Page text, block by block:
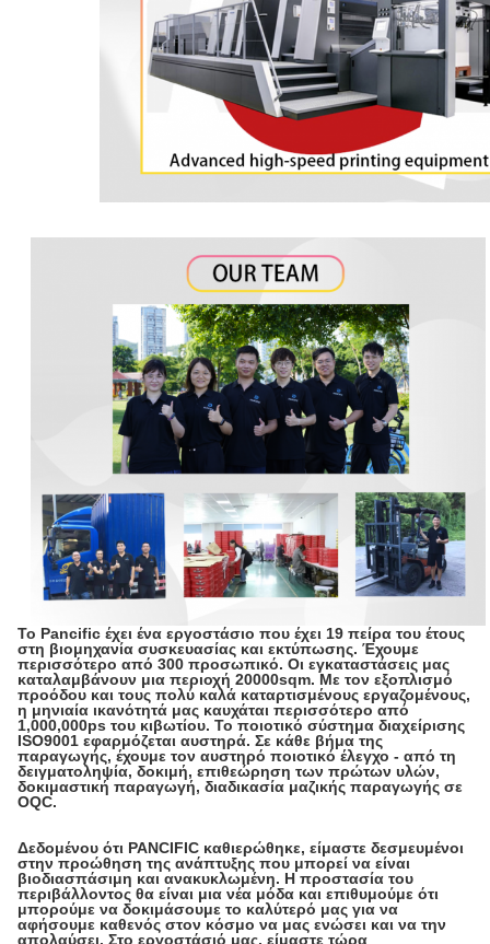
Το Pancific έχει ένα εργοστάσιο που έχει 19 πείρα του έτους
στη βιομηχανία συσκευασίας και εκτύπωσης. Έχουμε
περισσότερο από 300 προσωπικό. Οι εγκαταστάσεις μας
καταλαμβάνουν μια περιοχή 20000sqm. Με τον εξοπλισμό
προόδου και τους πολύ καλά καταρτισμένους εργαζομένους,
η μηνιαία ικανότητά μας καυχάται περισσότερο από
1,000,000ps του κιβωτίου. Το ποιοτικό σύστημα διαχείρισης
ISO9001 εφαρμόζεται αυστηρά. Σε κάθε βήμα της
παραγωγής, έχουμε τον αυστηρό ποιοτικό έλεγχο - από τη
δειγματοληψία, δοκιμή, επιθεώρηση των πρώτων υλών,
δοκιμαστική παραγωγή, διαδικασία μαζικής παραγωγής σε
OQC.
Δεδομένου ότι PANCIFIC καθιερώθηκε, είμαστε δεσμευμένοι
στην προώθηση της ανάπτυξης που μπορεί να είναι
βιοδιασπάσιμη και ανακυκλωμένη. Η προστασία του
περιβάλλοντος θα είναι μια νέα μόδα και επιθυμούμε ότι
μπορούμε να δοκιμάσουμε το καλύτερό μας για να
αφήσουμε καθενός στον κόσμο να μας ενώσει και να την
απολαύσει. Στο εργοστάσιό μας, είμαστε τώρα